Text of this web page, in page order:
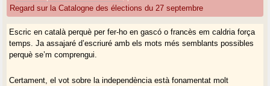
Regard sur la Catalogne des élections du 27 septembre
Escric en català perquè per fer-ho en gascó o francès em caldria força
temps. Ja assajaré d’escriuré amb els mots més semblants possibles
perquè se’m comprengui.
Certament, el vot sobre la independència està fonamentat molt